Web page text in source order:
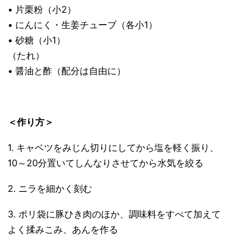
• 片栗粉（小2）
• にんにく・生姜チューブ（各小1）
• 砂糖（小1）
（たれ）
• 醤油と酢（配分は自由に）
＜作り方＞
1. キャベツをみじん切りにしてから塩を軽く振り、
10～20分置いてしんなりさせてから水気を絞る
2. ニラを細かく刻む
3. ポリ袋に豚ひき肉のほか、調味料をすべて加えて
よく揉みこみ、あんを作る